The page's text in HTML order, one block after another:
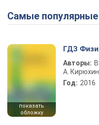
Самые
показать
обложку
ГДЗ
Авторы:
А.
Год: 2016